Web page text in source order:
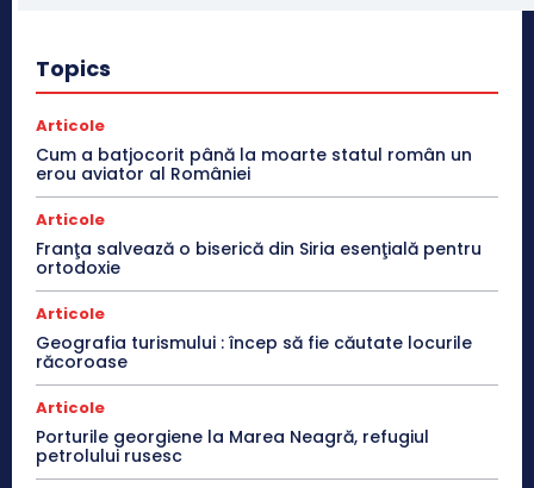
Topics
Articole
Cum a batjocorit până la moarte statul român un
erou aviator al României
Articole
Franţa salvează o biserică din Siria esenţială pentru
ortodoxie
Articole
Geografia turismului : încep să fie căutate locurile
răcoroase
Articole
Porturile georgiene la Marea Neagră, refugiul
petrolului rusesc